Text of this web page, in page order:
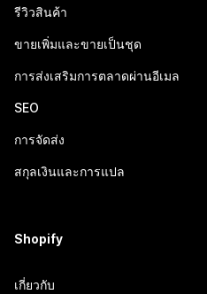
รีวิวสินค้า
ขายเพิ่มและขายเป็นชุด
การส่งเสริมการตลาดผ่านอีเมล
SEO
การจัดส่ง
สกุลเงินและการแปล
Shopify
เกี่ยวกับ